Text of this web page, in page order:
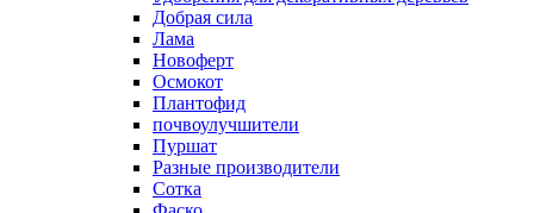
Добрая сила
Лама
Новоферт
Осмокот
Плантофид
почвоулучшители
Пуршат
Разные производители
Сотка